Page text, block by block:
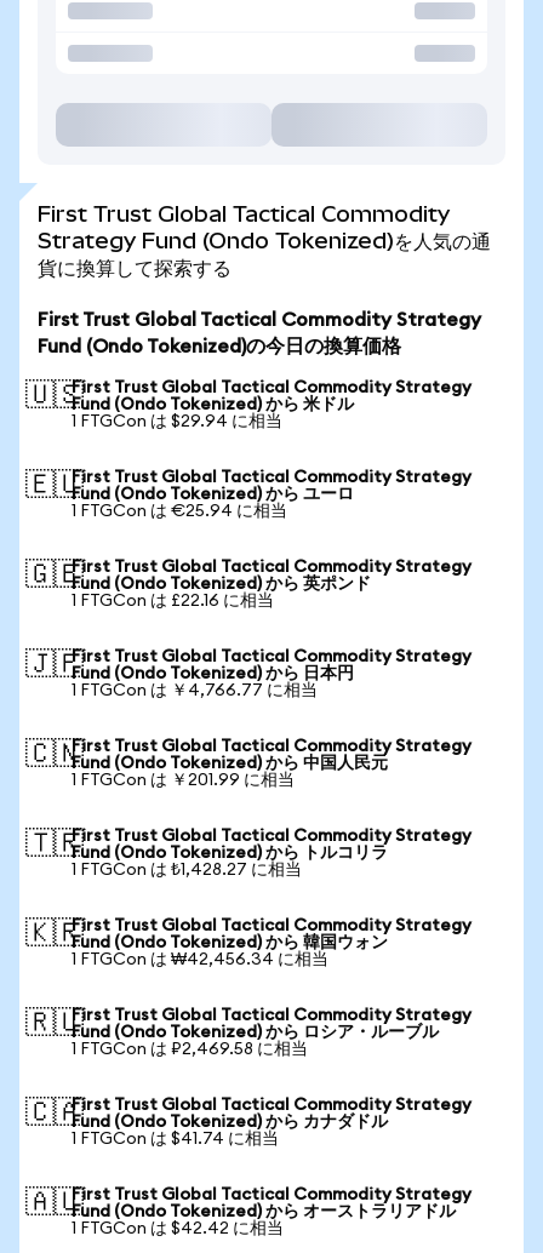
First Trust Global Tactical Commodity
Strategy Fund (Ondo Tokenized)を人気の通
貨に換算して探索する
First Trust Global Tactical Commodity Strategy
Fund (Ondo Tokenized)の今日の換算価格
🇺🇸First Trust Global Tactical Commodity Strategy
Fund (Ondo Tokenized) から 米ドル
1 FTGCon は $29.94 に相当
🇪🇺First Trust Global Tactical Commodity Strategy
Fund (Ondo Tokenized) から ユーロ
1 FTGCon は €25.94 に相当
🇬🇧First Trust Global Tactical Commodity Strategy
Fund (Ondo Tokenized) から 英ポンド
1 FTGCon は £22.16 に相当
🇯🇵First Trust Global Tactical Commodity Strategy
Fund (Ondo Tokenized) から 日本円
1 FTGCon は ￥4,766.77 に相当
🇨🇳First Trust Global Tactical Commodity Strategy
Fund (Ondo Tokenized) から 中国人民元
1 FTGCon は ￥201.99 に相当
🇹🇷First Trust Global Tactical Commodity Strategy
Fund (Ondo Tokenized) から トルコリラ
1 FTGCon は ₺1,428.27 に相当
🇰🇷First Trust Global Tactical Commodity Strategy
Fund (Ondo Tokenized) から 韓国ウォン
1 FTGCon は ₩42,456.34 に相当
🇷🇺First Trust Global Tactical Commodity Strategy
Fund (Ondo Tokenized) から ロシア・ルーブル
1 FTGCon は ₽2,469.58 に相当
🇨🇦First Trust Global Tactical Commodity Strategy
Fund (Ondo Tokenized) から カナダドル
1 FTGCon は $41.74 に相当
🇦🇺First Trust Global Tactical Commodity Strategy
Fund (Ondo Tokenized) から オーストラリアドル
1 FTGCon は $42.42 に相当